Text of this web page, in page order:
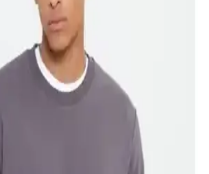
sweatshirtleri arasında kumaş, tasarım ve
detaylı karşılaştırma yapıyoruz.
Altınyılz<dı>z
Assn. Modelleri
ve U.S. Polo Assn. gömlekleri detaylı
kesim ve kullanıcı yorumlarıyla en uygun
yardımcı oluyoruz.
Erkek Kot ve Chino Pantolonları
Seçim Rehberi